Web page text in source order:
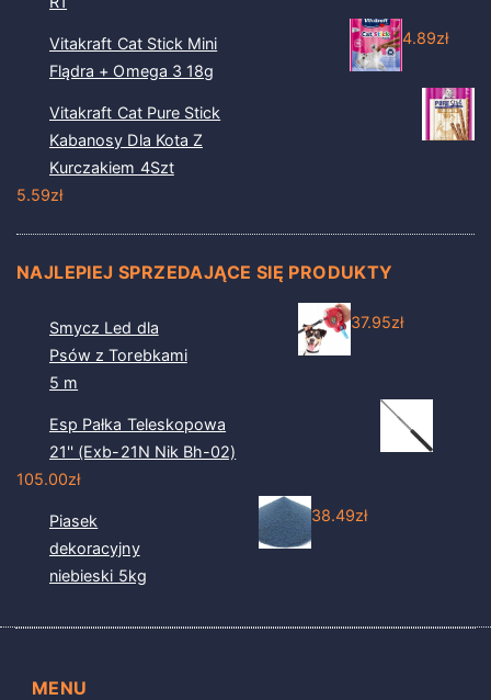
Vitakraft Cat Stick Mini
Flądra + Omega 3 18g
4.89zł
Vitakraft Cat Pure Stick
Kabanosy Dla Kota Z
Kurczakiem 4Szt
5.59zł
NAJLEPIEJ SPRZEDAJĄCE SIĘ PRODUKTY
Smycz Led dla
Psów z Torebkami
5 m
37.95zł
Esp Pałka Teleskopowa
21'' (Exb-21N Nik Bh-02)
105.00zł
Piasek
dekoracyjny
niebieski 5kg
38.49zł
MENU